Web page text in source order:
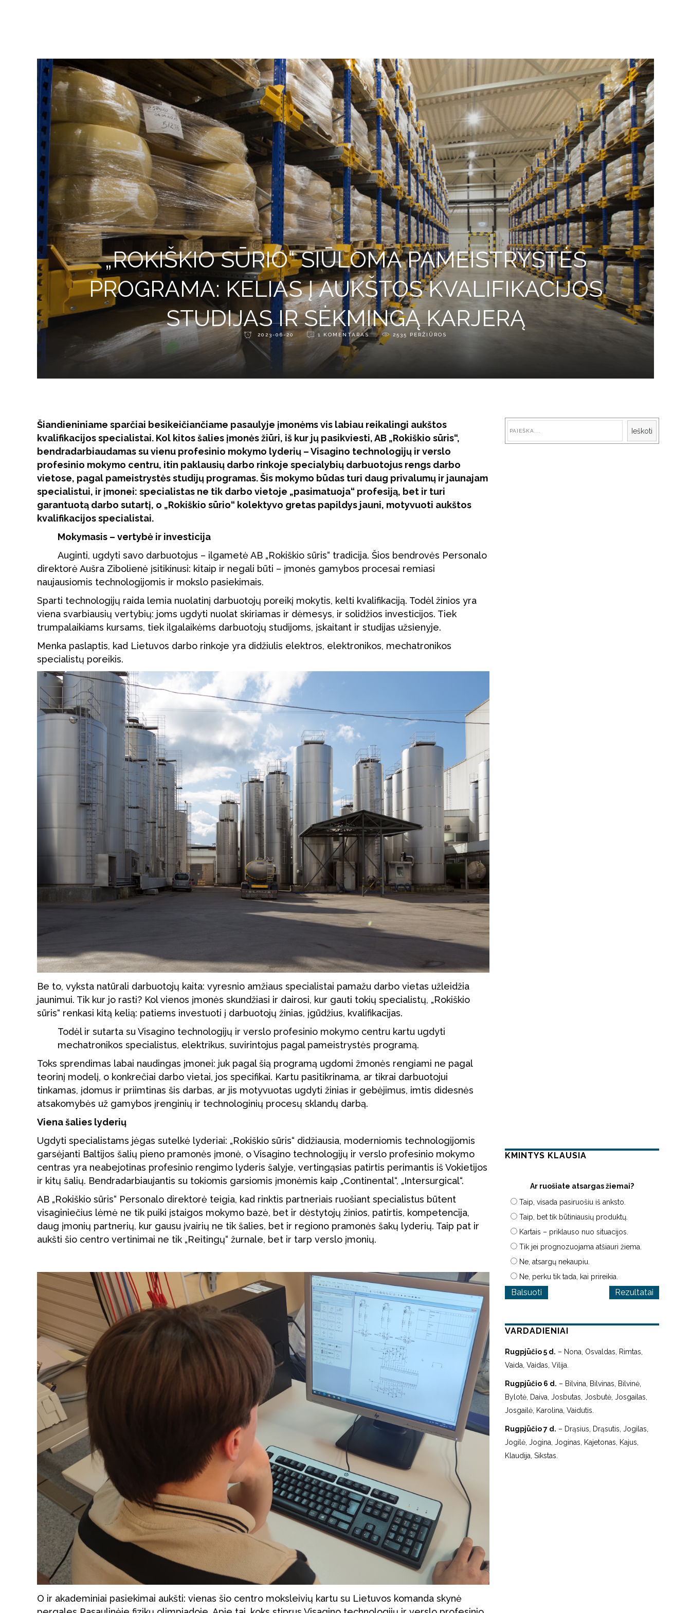
„ROKIŠKIO SŪRIO“ SIŪLOMA PAMEISTRYSTĖS
PROGRAMA: KELIAS Į AUKŠTOS KVALIFIKACIJOS
STUDIJAS IR SĖKMINGĄ KARJERĄ
2023-06-20 1 KOMENTARAS 2535 PERŽIŪROS
Šiandieniniame sparčiai besikeičiančiame pasaulyje įmonėms vis labiau reikalingi aukštos
kvalifikacijos specialistai. Kol kitos šalies įmonės žiūri, iš kur jų pasikviesti, AB „Rokiškio sūris“,
bendradarbiaudamas su vienu profesinio mokymo lyderių – Visagino technologijų ir verslo
profesinio mokymo centru, itin paklausių darbo rinkoje specialybių darbuotojus rengs darbo
vietose, pagal pameistrystės studijų programas. Šis mokymo būdas turi daug privalumų ir jaunajam
specialistui, ir įmonei: specialistas ne tik darbo vietoje „pasimatuoja“ profesiją, bet ir turi
garantuotą darbo sutartį, o „Rokiškio sūrio“ kolektyvo gretas papildys jauni, motyvuoti aukštos
kvalifikacijos specialistai.
Mokymasis – vertybė ir investicija
Auginti, ugdyti savo darbuotojus – ilgametė AB „Rokiškio sūris“ tradicija. Šios bendrovės Personalo
direktorė Aušra Zibolienė įsitikinusi: kitaip ir negali būti – įmonės gamybos procesai remiasi
naujausiomis technologijomis ir mokslo pasiekimais.
Sparti technologijų raida lemia nuolatinį darbuotojų poreikį mokytis, kelti kvalifikaciją. Todėl žinios yra
viena svarbiausių vertybių: joms ugdyti nuolat skiriamas ir dėmesys, ir solidžios investicijos. Tiek
trumpalaikiams kursams, tiek ilgalaikėms darbuotojų studijoms, įskaitant ir studijas užsienyje.
Menka paslaptis, kad Lietuvos darbo rinkoje yra didžiulis elektros, elektronikos, mechatronikos
specialistų poreikis.
Be to, vyksta natūrali darbuotojų kaita: vyresnio amžiaus specialistai pamažu darbo vietas užleidžia
jaunimui. Tik kur jo rasti? Kol vienos įmonės skundžiasi ir dairosi, kur gauti tokių specialistų, „Rokiškio
sūris“ renkasi kitą kelią: patiems investuoti į darbuotojų žinias, įgūdžius, kvalifikacijas.
Todėl ir sutarta su Visagino technologijų ir verslo profesinio mokymo centru kartu ugdyti
mechatronikos specialistus, elektrikus, suvirintojus pagal pameistrystės programą.
Toks sprendimas labai naudingas įmonei: juk pagal šią programą ugdomi žmonės rengiami ne pagal
teorinį modelį, o konkrečiai darbo vietai, jos specifikai. Kartu pasitikrinama, ar tikrai darbuotojui
tinkamas, įdomus ir priimtinas šis darbas, ar jis motyvuotas ugdyti žinias ir gebėjimus, imtis didesnės
atsakomybės už gamybos įrenginių ir technologinių procesų sklandų darbą.
Viena šalies lyderių
Ugdyti specialistams jėgas sutelkė lyderiai: „Rokiškio sūris“ didžiausia, moderniomis technologijomis
garsėjanti Baltijos šalių pieno pramonės įmonė, o Visagino technologijų ir verslo profesinio mokymo
centras yra neabejotinas profesinio rengimo lyderis šalyje, vertingąsias patirtis perimantis iš Vokietijos
ir kitų šalių. Bendradarbiaujantis su tokiomis garsiomis įmonėmis kaip „Continental“, „Intersurgical“.
AB „Rokiškio sūris“ Personalo direktorė teigia, kad rinktis partneriais ruošiant specialistus būtent
visaginiečius lėmė ne tik puiki įstaigos mokymo bazė, bet ir dėstytojų žinios, patirtis, kompetencija,
daug įmonių partnerių, kur gausu įvairių ne tik šalies, bet ir regiono pramonės šakų lyderių. Taip pat ir
aukšti šio centro vertinimai ne tik „Reitingų“ žurnale, bet ir tarp verslo įmonių.
O ir akademiniai pasiekimai aukšti: vienas šio centro moksleivių kartu su Lietuvos komanda skynė
Ieškoti
KMINTYS KLAUSIA
Ar ruošiate atsargas žiemai?
Taip, visada pasiruošiu iš anksto.
Taip, bet tik būtiniausių produktų.
Kartais – priklauso nuo situacijos.
Tik jei prognozuojama atšiauri žiema.
Ne, atsargų nekaupiu.
Ne, perku tik tada, kai prireikia.
Rezultatai
VARDADIENIAI
Rugpjūčio 5 d. – Nona, Osvaldas, Rimtas,
Vaida, Vaidas, Vilija.
Rugpjūčio 6 d. – Bilvina, Bilvinas, Bilvinė,
Bylotė, Daiva, Josbutas, Josbutė, Josgailas,
Josgailė, Karolina, Vaidutis.
Rugpjūčio 7 d. – Drąsius, Drąsutis, Jogilas,
Jogilė, Jogina, Joginas, Kajetonas, Kajus,
Klaudija, Sikstas.